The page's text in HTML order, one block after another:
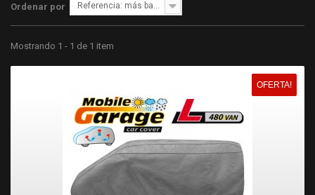
Ordenar por Referencia: más bajo primero
Mostrando 1 - 1 de 1 item
OFERTA!